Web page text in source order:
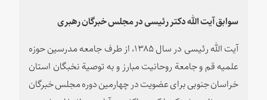
سوابق آیت الله دکتر رئیسی در مجلس خبرگان رهبری
آیت الله رئیسی در سال ۱۳۸۵، از طرف جامعه مدرسین حوزه
علمیه قم و جامعة روحانیت مبارز و به توصیة نخبگان استان
خراسان جنوبی برای عضویت در چهارمین دوره مجلس خبرگان